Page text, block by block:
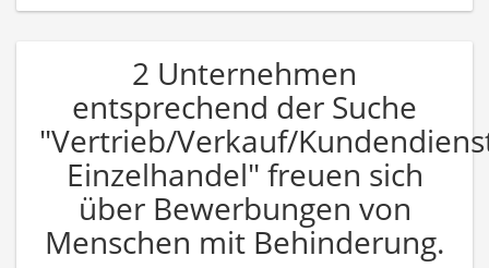
2 Unternehmen
entsprechend der Suche
"Vertrieb/Verkauf/
Einzelhandel" freuen sich
über Bewerbungen von
Menschen mit Behinderung.